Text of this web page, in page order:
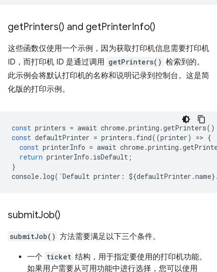
getPrinters() and getPrinterInfo()
这些函数仅使用一个示例，因为获取打印机信息需要打印机
ID，而打印机 ID 是通过调用 getPrinters() 检索到的。
此示例会将默认打印机的名称和说明记录到控制台。这是简
化版的打印示例。
const printers = await chrome.printing .getPrinters
const defaultPrinter = printers . find((printer) => {
const printerInfo = await chrome.printing .
return printerInfo . isDefault ;
}
console. log( `Default printer : ${defaultPrinter .name}
submitJob()
submitJob() 方法需要满足以下三个条件。
一个 ticket 结构，用于指定要使用的打印机功能。
如果用户需要从可用功能中进行选择，您可以使用